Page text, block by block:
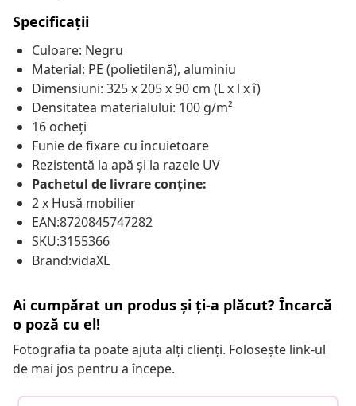
Specificații
Culoare: Negru
Material: PE (polietilenă), aluminiu
Dimensiuni: 325 x 205 x 90 cm (L x l x î)
Densitatea materialului: 100 g/m²
16 ocheți
Funie de fixare cu încuietoare
Rezistentă la apă și la razele UV
Pachetul de livrare conține:
2 x Husă mobilier
EAN:8720845747282
SKU:3155366
Brand:vidaXL
Ai cumpărat un produs și ți-a plăcut? Încarcă
o poză cu el!
Fotografia ta poate ajuta alți clienți. Folosește link-ul
de mai jos pentru a începe.